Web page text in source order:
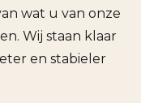
wat u van onze
Wij staan klaar
en stabieler